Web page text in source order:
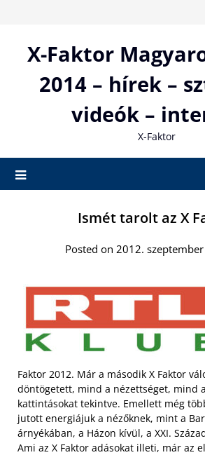
contentX-Faktor
2014 – hírek –
videók –
X-Faktor
Ismét tarolt az X
Posted on 2012.
Faktor 2012. Már a második X Faktor
döntögetett, mind a nézettséget, mind
kattintásokat tekintve. Emellett még
jutott energiájuk a nézőknek, mint a
árnyékában, a Házon kívül, a XXI.
Ami az X Faktor adásokat illeti, már az